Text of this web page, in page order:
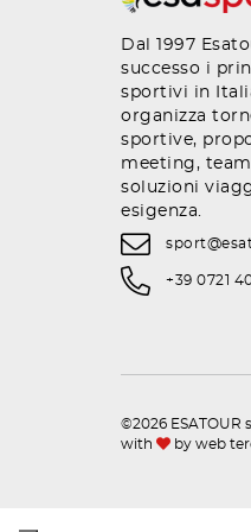
Dal 1997
successo i
sportivi in
organizza
sportive,
meeting,
soluzioni
esigenza.
+39 0721
©2026 ESATOUR
with
by web